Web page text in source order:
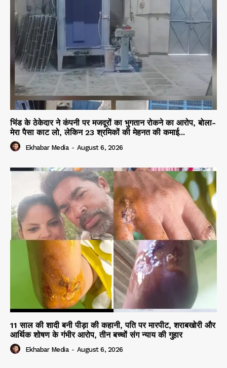
भिंड के ठेकेदार ने कंपनी पर मजदूरों का भुगतान रोकने का आरोप, बोला-
मेरा पैसा काट लो, लेकिन 23 श्रमिकों की मेहनत की कमाई...
Ekhabar Media - August 6, 2026
11 साल की शादी बनी पीड़ा की कहानी, पति पर मारपीट, शराबखोरी और
आर्थिक शोषण के गंभीर आरोप, तीन बच्चों संग न्याय की गुहार
Ekhabar Media - August 6, 2026